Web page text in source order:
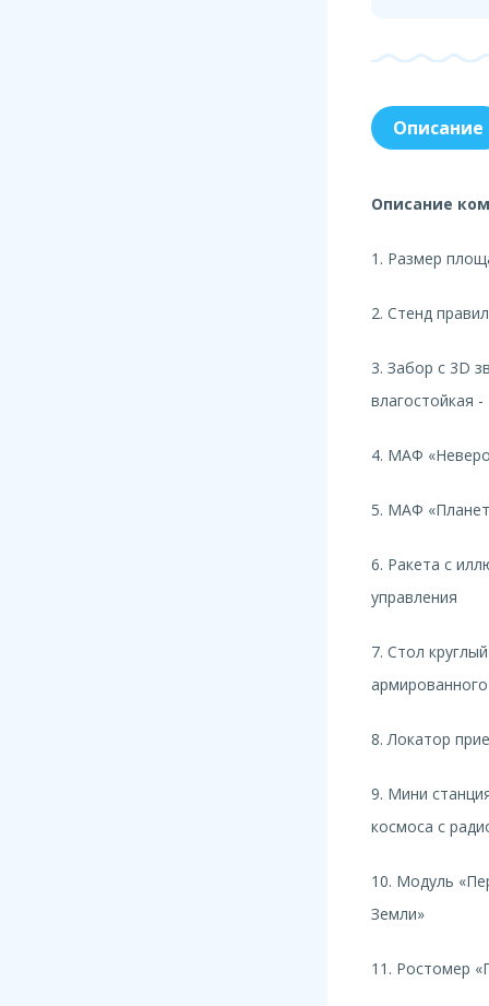
Описание
Описание
1. Размер
2. Стенд
3. Забор с 3D
влагостойкая
4. МАФ
5. МАФ
6. Ракета с
управления
7. Стол
8. Локатор
9. Мини
космоса с
10. Модуль
Земли»
11. Ростомер